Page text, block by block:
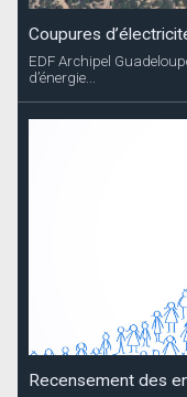
Coupures
EDF Archipel
d’énergie...
Recensement des